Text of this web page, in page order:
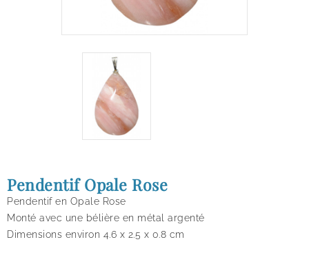
Pendentif Opale Rose
Pendentif en Opale Rose
Monté avec une bélière en métal argenté
Dimensions environ 4.6 x 2.5 x 0.8 cm